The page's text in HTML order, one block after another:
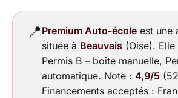
📍 Premium Auto-école est une
située à Beauvais (Oise).
Permis B – boîte manuelle,
automatique. Note : 4,9/5
Financements acceptés :